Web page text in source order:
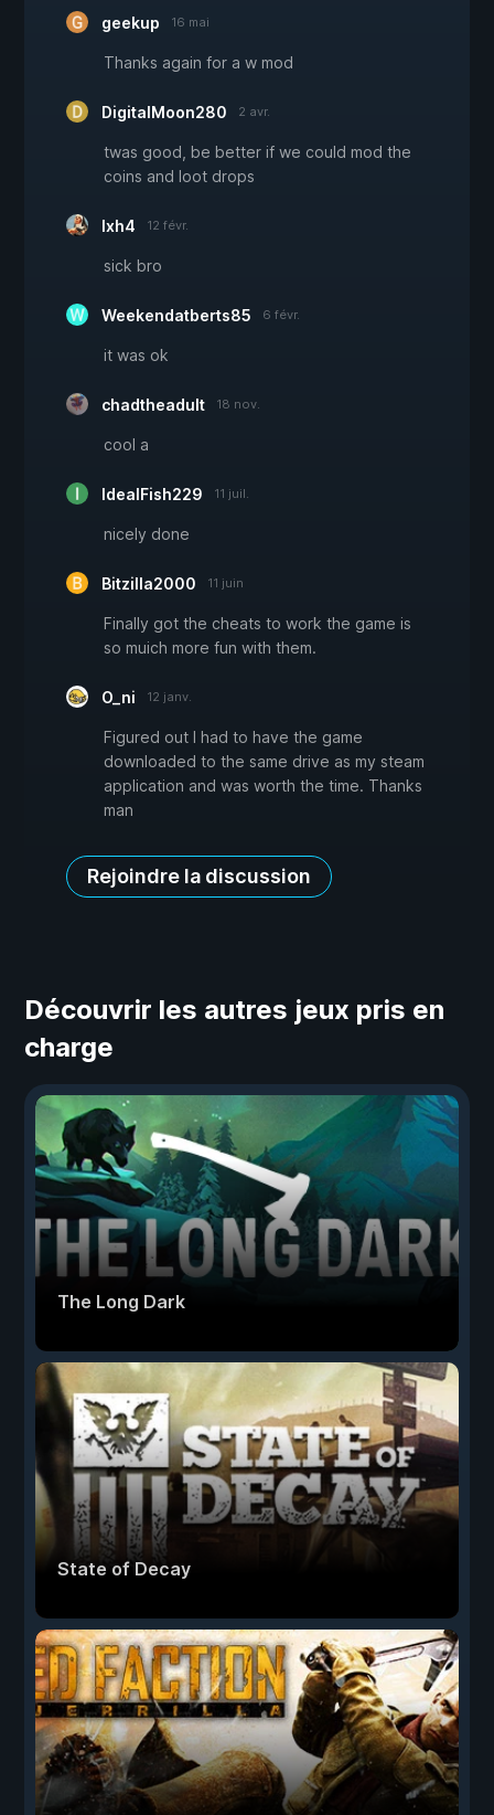
geekup 16 mai
Thanks again for a w mod
DigitalMoon280 2 avr.
twas good, be better if we could mod the
coins and loot drops
lxh4 12 févr.
sick bro
Weekendatberts85 6 févr.
it was ok
chadtheadult 18 nov.
cool a
IdealFish229 11 juil.
nicely done
Bitzilla2000 11 juin
Finally got the cheats to work the game is
so muich more fun with them.
O_ni 12 janv.
Figured out I had to have the game
downloaded to the same drive as my steam
application and was worth the time. Thanks
man
Rejoindre la discussion
Découvrir les autres jeux pris en
charge
The Long Dark
State of Decay